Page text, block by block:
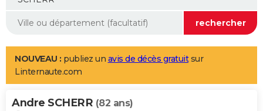
Mobiles
Meilleur smartphone
Internet
Ordinateurs
Jeux vidéo
Guide high-tech
Aménagement intérieur
LIFESTYLE
Art de vivre
Bien-être
Loisirs
Mode
Modes de vie
Alimentation
Guide de la santé
Maladies
Médicaments
Sommeil
VOYAGE
NOUVEAU : publiez un avis de décès gratuitsur
Linternaute.com
Andre SCHERR (82 ans)